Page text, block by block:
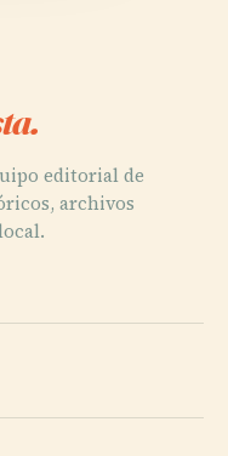
editorial de
archivos